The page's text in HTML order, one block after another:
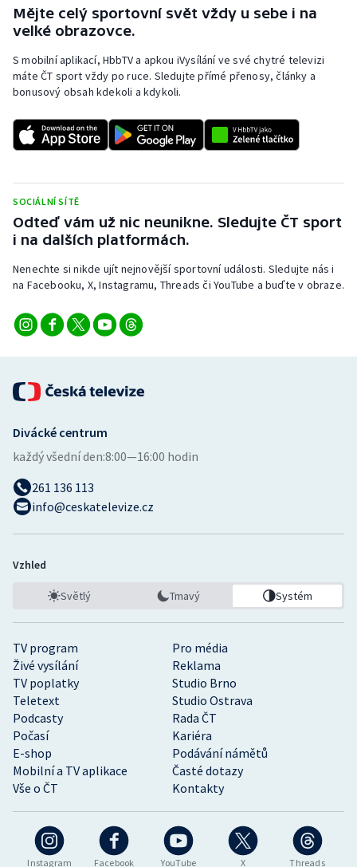
Rychlobruslení
Short track
Sportovní střelba
Triatlon
Veslování
Vodní slalom
Volejbal
Ostatní
Mějte celý sportovní svět vždy u sebe i na
velké obrazovce.
S mobilní aplikací, HbbTV a apkou iVysílání ve své chytré televizi
máte ČT sport vždy po ruce. Sledujte přímé přenosy, články a
bonusový obsah kdekoli a kdykoli.
SOCIÁLNÍ SÍTĚ
Odteď vám už nic neunikne. Sledujte ČT sport
i na dalších platformách.
Nenechte si nikde ujít nejnovější sportovní události. Sledujte nás i
na Facebooku, X, Instagramu, Threads či YouTube a buďte v obraze.
Instagram Facebook YouTube X Threads
TV program
Pro média
Živé vysílání
Reklama
TV poplatky
Studio Brno
Teletext
Studio Ostrava
Podcasty
Rada ČT
Počasí
Kariéra
E-shop
Podávání námětů
Mobilní a TV aplikace
Časté dotazy
Vše o ČT
Kontakty
Divácké centrum
každý všední den:8:00—16:00 hodin
261 136 113
info@ceskatelevize.cz
Vzhled
Světlý Tmavý Systém